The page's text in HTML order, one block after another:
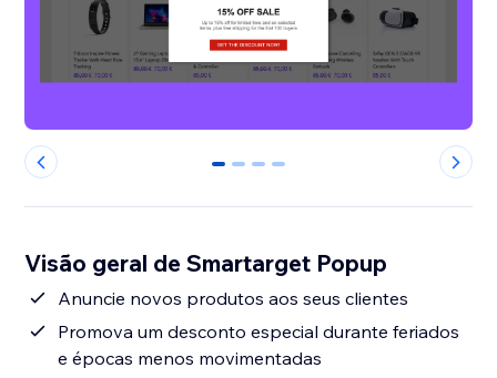
0 1 2 3
Visão geral de Smartarget Popup
Anuncie novos produtos aos seus clientes
Promova um desconto especial durante feriados
e épocas menos movimentadas